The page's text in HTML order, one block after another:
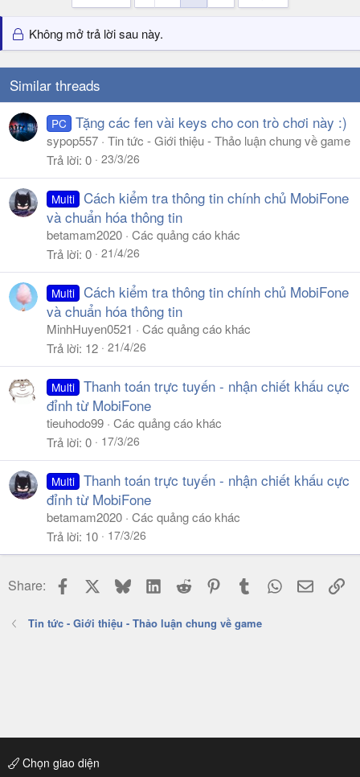
Không mở trả lời sau này.
Similar threads
PC Tặng các fen vài keys cho con trò chơi này :)
sypop557 Tin tức - Giới thiệu - Thảo luận chung về game
Trả lời 0 23/3/26
Multi Cách kiểm tra thông tin chính chủ MobiFone
và chuẩn hóa thông tin
betamam2020 Các quảng cáo khác
Trả lời 0 21/4/26
Multi Cách kiểm tra thông tin chính chủ MobiFone
và chuẩn hóa thông tin
MinhHuyen0521
Các quảng cáo khác
Trả lời 12 21/4/26
Multi Thanh toán trực tuyến - nhận chiết khấu cực
đỉnh từ MobiFone
tieuhodo99 Các quảng cáo khác
Trả lời 0 17/3/26
Multi Thanh toán trực tuyến - nhận chiết khấu cực
đỉnh từ MobiFone
betamam2020 Các quảng cáo khác
Trả lời 10 17/3/26
Share: Facebook BlueskyLinkedIn
Reddit PinterestTumblr WhatsApp
Email
Tin tức - Giới thiệu - Thảo luận chung về game
Chọn giao diện